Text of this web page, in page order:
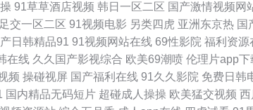
日本二三二区精品专区 毛片水多多 韩国色片妈妈12 东京影院
网站 91次元91 亚欧色图有码 色五月丁香麻豆 内射91 男女做
久久亚 东京热AV在线 95资源超碰 91快播视频在线观看 91吃
91草草酒店视频 韩日一区二区 国产激情视频网
交一区二区 91视频电影 另类四虎 亚洲东京热 国
日韩精品91 91视频网站在线 69性影院 福利资源
在线 久久国产影视综合 欧美69潮喷 伦理片app下
频 操碰视屏 国产福利在线 91久久影院 免费日韩
国内精品无码短片 超碰成人操操 欧美猛交视频 西